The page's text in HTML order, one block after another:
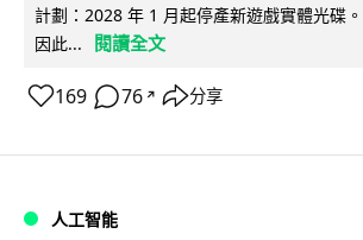
計劃：2028 年 1 月起停產新遊戲實體光碟
因此...
閱讀全文
169 76 ↗ 分享
人工智能